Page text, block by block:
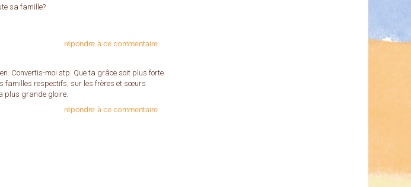
sa famille?
répondre à ce commentaire
Convertis-moi stp. Que ta grâce soit plus forte
familles respectifs, sur les frères et sœurs
plus grande gloire.
répondre à ce commentaire